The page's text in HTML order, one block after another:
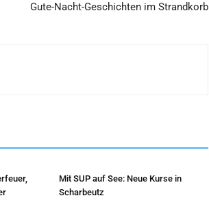
Gute-Nacht-Geschichten im Strandkorb
Mit SUP auf See: Neue Kurse in
Scharbeutz